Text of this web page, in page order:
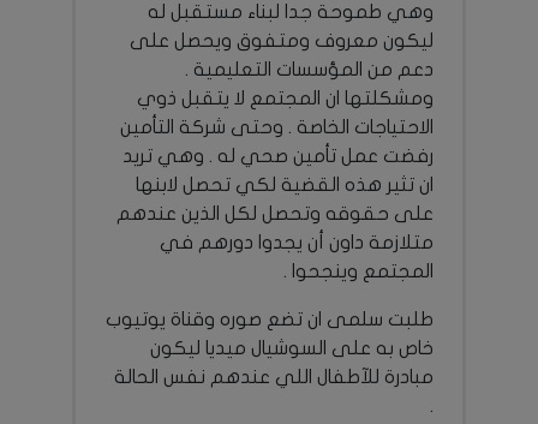
وهي طموحة جدا لبناء مستقبل له
ليكون معروف ومتفوق ويحصل على
دعم من المؤسسات التعليمية .
ومشكلتها ان المجتمع لا يتقبل ذوي
الاحتياجات الخاصة . وحتى شركة التأمين
رفضت عمل تأمين صحي له . وهي تريد
ان تثير هذه القضية لكي تحصل لابنها
على حقوقه وتحصل لكل الذين عندهم
متلازمة داون أن يجدوا دورهم في
المجتمع وينجحوا .
طلبت سلمى ان تضع صوره وقناة يوتيوب
خاص به على السوشيال ميديا ليكون
مبادرة للآطفال اللي عندهم نفس الحالة